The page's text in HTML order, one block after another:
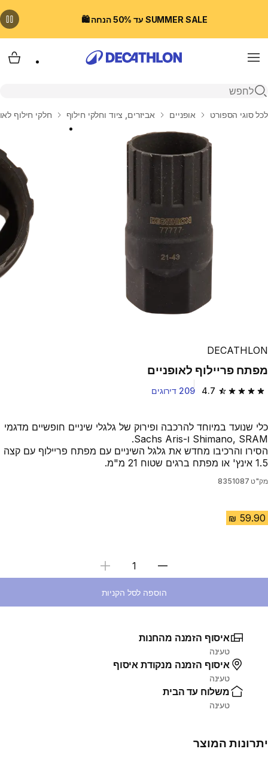
SUMMER SALE עד 50% הנחה 🛍️
Menu
פתיחת חיפוש
בית
לכל סוגי הספורט אופניים אביזרים, ציוד וחלקי חילוף חלקי חילוף
DECATHLON
מפתח פריילוף לאופניים
4.7 4.7 out of 5 stars from 209 reviews 209 דירוגים
כלי שנועד במיוחד להרכבה ופירוק של גלגלי שיניים חופשיים מדגמי
Shimano, SRAM ו-Sachs Aris.
הסירו והרכיבו מחדש את גלגל השיניים עם מפתח פריילוף עם קצה
1.5 אינץ' או מפתח ברגים שטוח 21 מ"מ.
מק"ט 8351087
בחירת כמות
הוספה לסל הקניות
איסוף הזמנה מהחנות
טעינה
איסוף הזמנה מנקודת איסוף
טעינה
משלוח עד הבית
טעינה
יתרונות המוצר